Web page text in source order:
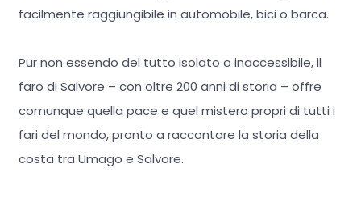
facilmente raggiungibile in automobile, bici o barca.
Pur non essendo del tutto isolato o inaccessibile, il
faro di Salvore – con oltre 200 anni di storia – offre
comunque quella pace e quel mistero propri di tutti i
fari del mondo, pronto a raccontare la storia della
costa tra Umago e Salvore.